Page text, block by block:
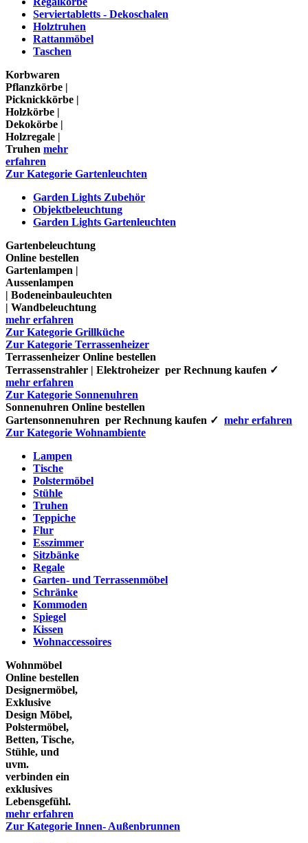
Serviertabletts - Dekoschalen
Holztruhen
Rattanmöbel
Taschen
Korbwaren
Pflanzkörbe |
Picknickkörbe |
Holzkörbe |
Dekokörbe |
Holzregale |
Truhen mehr
erfahren
Zur Kategorie Gartenleuchten
Garden Lights Zubehör
Objektbeleuchtung
Garden Lights Gartenleuchten
Gartenbeleuchtung
Online bestellen
Gartenlampen |
Aussenlampen
| Bodeneinbauleuchten
| Wandbeleuchtung
mehr erfahren
Zur Kategorie Grillküche
Zur Kategorie Terrassenheizer
Terrassenheizer Online bestellen
Terrassenstrahler | Elektroheizer per Rechnung kaufen ✓
mehr erfahren
Zur Kategorie Sonnenuhren
Sonnenuhren Online bestellen
Gartensonnenuhren per Rechnung kaufen ✓ mehr erfahren
Zur Kategorie Wohnambiente
Lampen
Tische
Polstermöbel
Stühle
Truhen
Teppiche
Flur
Esszimmer
Sitzbänke
Regale
Garten- und Terrassenmöbel
Schränke
Kommoden
Spiegel
Kissen
Wohnaccessoires
Wohnmöbel
Online bestellen
Designermöbel,
Exklusive
Design Möbel,
Polstermöbel,
Betten, Tische,
Stühle, und
uvm.
verbinden ein
exklusives
Lebensgefühl.
mehr erfahren
Zur Kategorie Innen- Außenbrunnen